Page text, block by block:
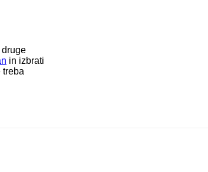
in izbrati
treba